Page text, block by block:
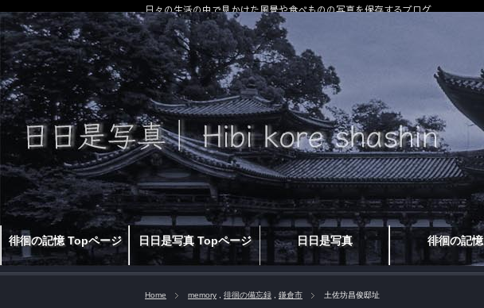
徘徊の記憶 Topページ 日日是写真 Topページ 日日是写真 徘徊の記憶
日々の生活の中で見かけた風景や食べものの写真を保存するブログ
Home memory 徘徊の備忘録 鎌倉市 土佐坊昌俊邸址